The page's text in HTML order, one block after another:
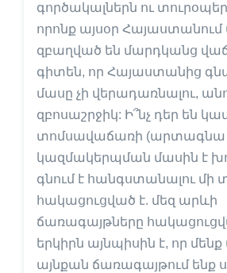
գործակալներն ու
որոնք այսօր
զբաղված են մարդկանց
գիտեն, որ Հայաստանից
մասը չի վերադառնալու,
զբոսաշրջիկ: Ի՞նչ դեր են
տոմսավաճառի (արտագնա
կազմակերպման մասին է
գնում է հանգստանալու մի
հակացուցված է. մեզ արևի
ճառագայթները
երկիրն այնպիսին է, որ
այնքան ճառագայթում ենք